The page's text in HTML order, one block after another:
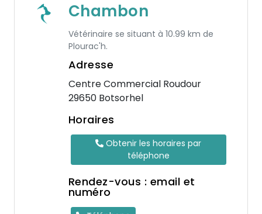
Chambon
Vétérinaire se situant à 10.99 km de
Plourac'h.
Adresse
Centre Commercial Roudour
29650 Botsorhel
Horaires
Obtenir les horaires par
téléphone
Rendez-vous : email et
numéro